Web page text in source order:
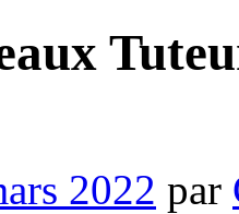
2022 par